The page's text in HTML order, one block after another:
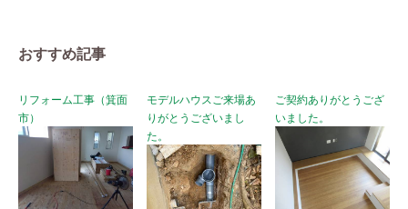
おすすめ記事
リフォーム工事（箕面
市）
モデルハウスご来場あ
りがとうございまし
た。
ご契約ありがとうござ
いました。